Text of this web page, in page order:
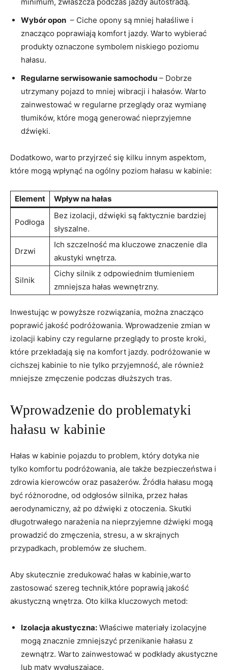
Wybór opon ‍ – Ciche​ opony są mniej hałaśliwe i
znacząco poprawiają komfort jazdy. Warto‌ wybierać
produkty oznaczone symbolem niskiego poziomu
hałasu.
Regularne serwisowanie samochodu –⁢ Dobrze
utrzymany pojazd to​ mniej wibracji i ‍hałasów. Warto
zainwestować w ​regularne przeglądy oraz wymianę​
tłumików, które mogą generować ​nieprzyjemne
dźwięki.
Dodatkowo,‌ warto przyjrzeć się ‌kilku ‌innym aspektom,‌
które mogą⁢ wpłynąć na ogólny poziom hałasu w⁣ kabinie:
Element Wpływ‌ na hałas
Podłoga
Bez izolacji, dźwięki są ⁤faktycznie bardziej
słyszalne.
Drzwi
Ich szczelność ma kluczowe znaczenie dla
akustyki wnętrza.
Silnik
Cichy silnik z odpowiednim ​tłumieniem
zmniejsza hałas wewnętrzny.
Inwestując w powyższe ​rozwiązania, można ‌znacząco
poprawić jakość podróżowania. Wprowadzenie zmian w​
izolacji kabiny czy regularne przeglądy ⁣to proste kroki,
które przekładają się na komfort​ jazdy. podróżowanie w
cichszej kabinie ​to nie tylko przyjemność, ale również
mniejsze zmęczenie podczas dłuższych tras.
Wprowadzenie do problematyki⁢
hałasu w kabinie
Hałas w kabinie pojazdu to problem, który‍ dotyka nie
tylko komfortu podróżowania, ale także ​bezpieczeństwa i
zdrowia kierowców ⁤oraz pasażerów. Źródła hałasu mogą
być różnorodne, od odgłosów silnika, przez​ hałas
aerodynamiczny, aż ​po dźwięki z otoczenia. ⁣Skutki
długotrwałego narażenia na nieprzyjemne dźwięki mogą
prowadzić do zmęczenia, stresu, a w skrajnych
przypadkach, problemów ze‍ słuchem.
Aby skutecznie⁢ zredukować hałas w kabinie,warto
zastosować szereg technik,które poprawią jakość
akustyczną wnętrza. Oto kilka kluczowych metod:
Izolacja akustyczna: ​Właściwe materiały izolacyjne
mogą ⁤znacznie zmniejszyć przenikanie hałasu z
zewnątrz. ‌Warto‍ zainwestować ⁤w podkłady akustyczne
lub maty⁣ wygłuszające.